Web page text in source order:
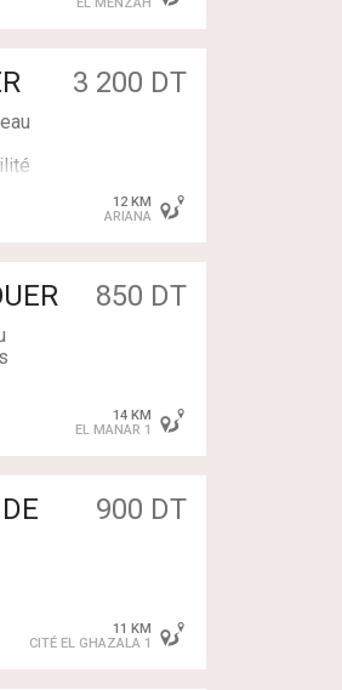
3 200 DT
12 KM
ARIANA
850 DT
14 KM
EL MANAR 1
900 DT
11 KM
CITÉ EL GHAZALA 1